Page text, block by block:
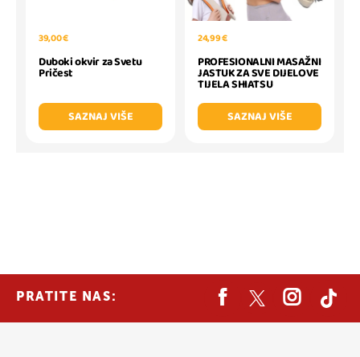
39,00 €
Duboki okvir za Svetu
Pričest
SAZNAJ VIŠE
24,99 €
PROFESIONALNI MASAŽNI
JASTUK ZA SVE DIJELOVE
TIJELA SHIATSU
SAZNAJ VIŠE
PRATITE NAS: